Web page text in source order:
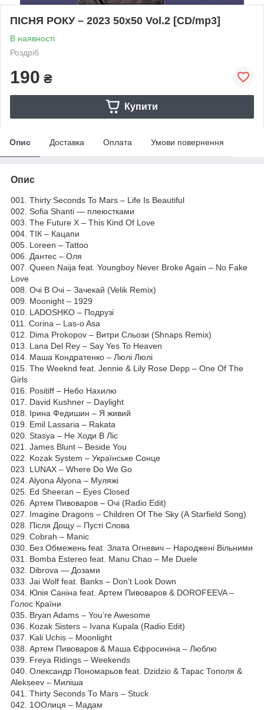
ПІСНЯ РОКУ – 2023 50х50 Vol.2 [CD/mp3]
В наявності
Роздріб
190 ₴
Купити
Опис Доставка Оплата Умови повернення
Опис
001. Thirty Seconds To Mars – Life Is Beautiful
002. Sofia Shanti — плеюстками
003. The Future X – This Kind Of Love
004. ТІК – Кацапи
005. Loreen – Tattoo
006. Дантес – Оля
007. Queen Naija feat. Youngboy Never Broke Again – No Fake
Love
008. Очі В Очі – Зачекай (Velik Remix)
009. Moonight – 1929
010. LADOSHKO – Подрузі
011. Corina – Las-o Asa
012. Dima Prokopov – Витри Сльози (Shnaps Remix)
013. Lana Del Rey – Say Yes To Heaven
014. Маша Кондратенко – Люлі Люлі
015. The Weeknd feat. Jennie & Lily Rose Depp – One Of The
Girls
016. Positiff – Небо Нахилю
017. David Kushner – Daylight
018. Ірина Федишин – Я живий
019. Emil Lassaria – Rakata
020. Stasya – He Ходи В Ліс
021. James Blunt – Beside You
022. Kozak System – Українське Сонце
023. LUNAX – Where Do We Go
024. Alyona Alyona – Муляжі
025. Ed Sheeran – Eyes Closed
026. Артем Пивоваров – Очі (Radio Edit)
027. Imagine Dragons – Children Of The Sky (A Starfield Song)
028. Після Дощу – Пусті Слова
029. Cobrah – Manic
030. Без Обмежень feat. Злата Огневич – Народжені Вільними
031. Bomba Estereo feat. Manu Chao – Me Duele
032. Dibrova — Дозами
033. Jai Wolf feat. Banks – Don’t Look Down
034. Юлія Саніна feat. Артем Пивоваров & DOROFEEVA –
Голос Країни
035. Bryan Adams – You’re Awesome
036. Kozak Sisters – Ivana Kupala (Radio Edit)
037. Kali Uchis – Moonlight
038. Артем Пивоваров & Маша Єфросиніна – Люблю
039. Freya Ridings – Weekends
040. Олександр Пономарьов feat. Dzidzio & Тарас Тополя &
Alekseev – Миліша
041. Thirty Seconds То Mars – Stuck
042. 1ООлиця – Мадам